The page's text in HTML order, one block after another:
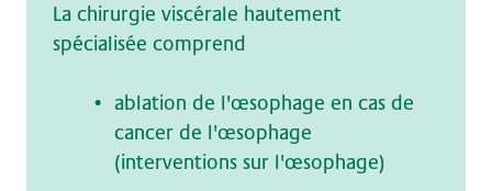
La chirurgie viscérale hautement
spécialisée comprend
ablation de l'œsophage en cas de
cancer de l'œsophage
(interventions sur l'œsophage)